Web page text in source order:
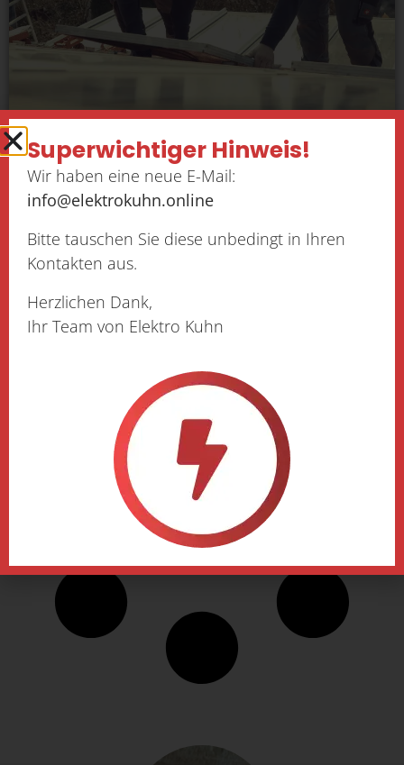
Verschiedene Solarmodule im
Vergleich
Auf dem Markt ist die Auswahl an
(PV) groß. Wir geben Ihnen einen Überblick.
Mehr lesen
Superwichtiger Hinweis!
Wir haben eine neue E-Mail:
info@elektrokuhn.online
Bitte tauschen Sie diese unbedingt in Ihren
Kontakten aus.
Herzlichen Dank,
Ihr Team von Elektro Kuhn